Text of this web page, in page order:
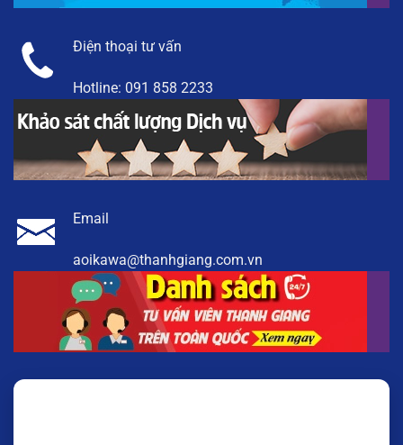
Điện thoại tư vấn
Hotline: 091 858 2233
Email
aoikawa@thanhgiang.com.vn